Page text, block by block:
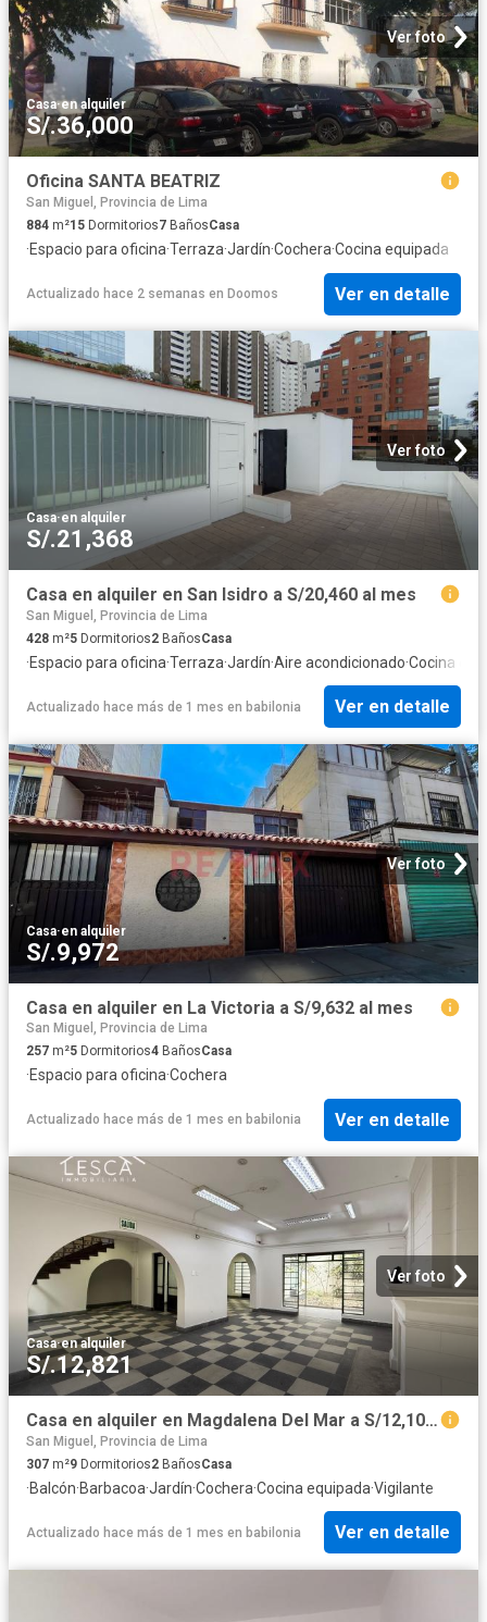
Ver foto
Casa·en alquiler
S/.36,000
Oficina SANTA BEATRIZ
San Miguel, Provincia de Lima
884 m²15 Dormitorios7 BañosCasa
·Espacio para oficina·Terraza·Jardín·Cochera·Cocina equipada
Actualizado hace 2 semanas en Doomos Ver en detalle
Ver foto
Casa·en alquiler
S/.21,368
Casa en alquiler en San Isidro a S/20,460 al mes
San Miguel, Provincia de Lima
428 m²5 Dormitorios2 BañosCasa
·Espacio para oficina·Terraza·Jardín·Aire acondicionado·Cocina
Actualizado hace más de 1 mes en babilonia Ver en detalle
Ver foto
Casa·en alquiler
S/.9,972
Casa en alquiler en La Victoria a S/9,632 al mes
San Miguel, Provincia de Lima
257 m²5 Dormitorios4 BañosCasa
·Espacio para oficina·Cochera
Actualizado hace más de 1 mes en babilonia Ver en detalle
Ver foto
Casa·en alquiler
S/.12,821
Casa en alquiler en Magdalena Del Mar a S/12,107 al mes
San Miguel, Provincia de Lima
307 m²9 Dormitorios2 BañosCasa
·Balcón·Barbacoa·Jardín·Cochera·Cocina equipada·Vigilante
Actualizado hace más de 1 mes en babilonia Ver en detalle